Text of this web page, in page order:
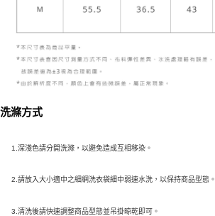
洗滌方式
1.深淺色請分開洗滌，以避免造成互相移染。
2.請放入大小適中之細網洗衣袋細中弱速水洗，以保持商品型態。
3.清洗後請快速調整商品型態並吊掛晾乾即可。